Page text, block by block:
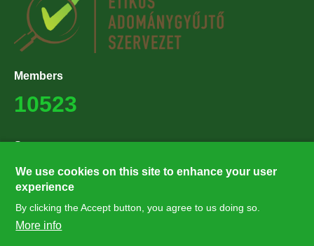
Members
10523
Supporters
27224
Hírlevél feliratkozás
We use cookies on this site to enhance your user
experience
By clicking the Accept button, you agree to us doing so.
More info